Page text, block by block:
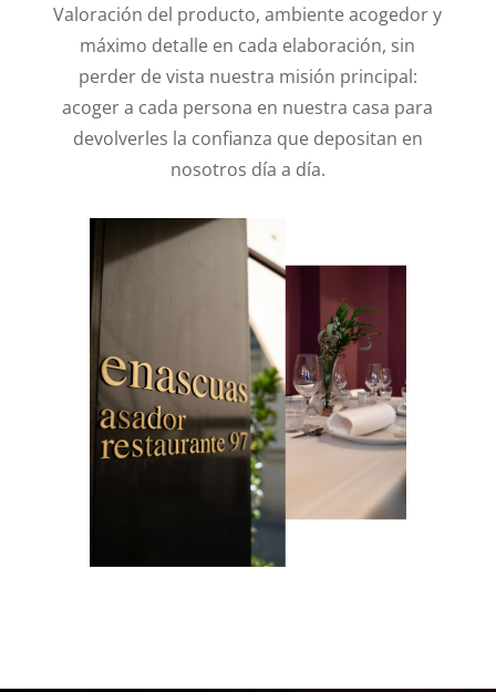
Valoración del producto, ambiente acogedor y
máximo detalle en cada elaboración, sin
perder de vista nuestra misión principal:
acoger a cada persona en nuestra casa para
devolverles la confianza que depositan en
nosotros día a día.